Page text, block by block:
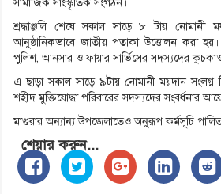
সামাজিক সাংস্কৃতিক সংগঠন।
শ্রদ্ধাঞ্জলি শেষে সকাল সাড়ে ৮ টায় নোমানী
আনুষ্ঠানিকভাবে জাতীয় পতাকা উত্তোলন করা
পুলিশ, আনসার ও ফায়ার সার্ভিসের সদস্যদের
এ ছাড়া সকাল সাড়ে ৯টায় নোমানী ময়দান সংলগ্ন
শহীদ মুক্তিযোদ্ধা পরিবারের সদস্যদের সংবর্ধনার
মাগুরার অন্যান্য উপজেলাতেও অনুরূপ কর্মসূচি
শেয়ার করুন...